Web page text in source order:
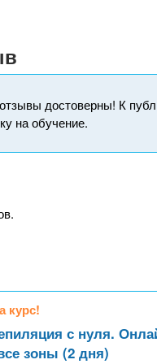
достоверны! К
на обучение.
курс!
с нуля.
зоны (2 дня)